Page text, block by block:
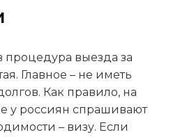
процедура выезда за
Главное – не иметь
Как правило, на
у россиян спрашивают
– визу. Если